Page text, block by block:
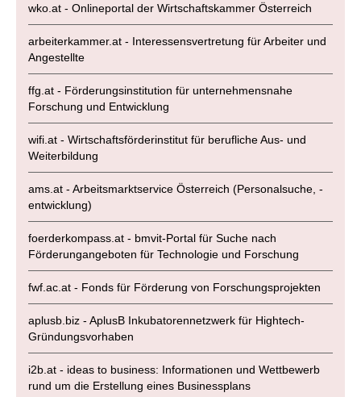
wko.at - Onlineportal der Wirtschaftskammer Österreich
arbeiterkammer.at - Interessensvertretung für Arbeiter und
Angestellte
ffg.at - Förderungsinstitution für unternehmensnahe
Forschung und Entwicklung
wifi.at - Wirtschaftsförderinstitut für berufliche Aus- und
Weiterbildung
ams.at - Arbeitsmarktservice Österreich (Personalsuche, -
entwicklung)
foerderkompass.at - bmvit-Portal für Suche nach
Förderungangeboten für Technologie und Forschung
fwf.ac.at - Fonds für Förderung von Forschungsprojekten
aplusb.biz - AplusB Inkubatorennetzwerk für Hightech-
Gründungsvorhaben
i2b.at - ideas to business: Informationen und Wettbewerb
rund um die Erstellung eines Businessplans